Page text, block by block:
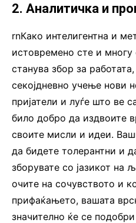
2. Аналитичка и
rnКако интелигентна и
истовремено сте и многу
станува збор за
секојдневно учење нови
пријатели и луѓе што ве
било добро да издвоите
своите мисли и идеи.
да бидете толерантни и
зборувате со јазикот на
очите на сочувството и
прифаќањето, вашата
значително ќе се